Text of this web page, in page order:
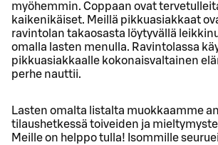
myöhemmin. Coppaan ovat
kaikenikäiset. Meillä pikkuasiakkaat
ravintolan takaosasta löytyvällä
omalla lasten menulla. Ravintolassa
pikkuasiakkaalle kokonaisvaltainen
perhe nauttii.
Lasten omalta listalta muokkaamme
tilaushetkessä toiveiden ja
Meille on helppo tulla! Isommille